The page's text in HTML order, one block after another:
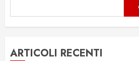
ARTICOLI RECENTI